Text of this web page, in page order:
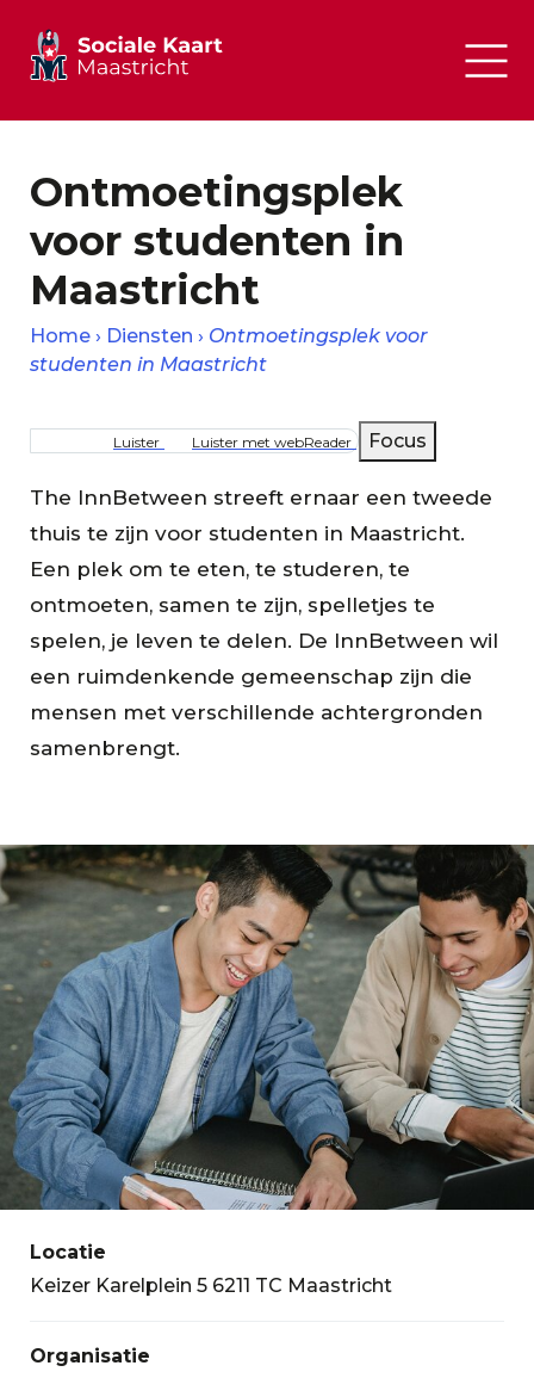
Ontmoetingsplek
voor studenten in
Maastricht
Home Diensten
Ontmoetingsplek voor
studenten in Maastricht
Luister Luister met webReader Focus
The InnBetween streeft ernaar een tweede
thuis te zijn voor studenten in Maastricht.
Een plek om te eten, te studeren, te
ontmoeten, samen te zijn, spelletjes te
spelen, je leven te delen. De InnBetween wil
een ruimdenkende gemeenschap zijn die
mensen met verschillende achtergronden
samenbrengt.
Locatie
Keizer Karelplein 5 6211 TC Maastricht
Organisatie